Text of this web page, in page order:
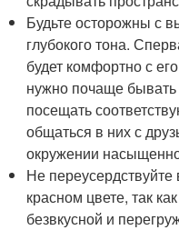
Будьте осторожны с
глубокого тона.
будет комфортно с
нужно почаще
посещать
общаться в них с
окружении
Не
красном цвете, так
безвкусной и